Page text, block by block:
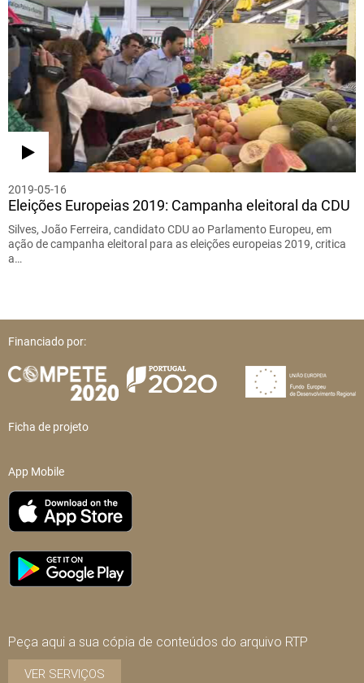
2019-05-16
Eleições Europeias 2019: Campanha eleitoral da CDU
Silves, João Ferreira, candidato CDU ao Parlamento Europeu, em
ação de campanha eleitoral para as eleições europeias 2019, critica
a…
Financiado por:
Ficha de projeto
App Mobile
Peça aqui a sua cópia de conteúdos do arquivo RTP
VER SERVIÇOS